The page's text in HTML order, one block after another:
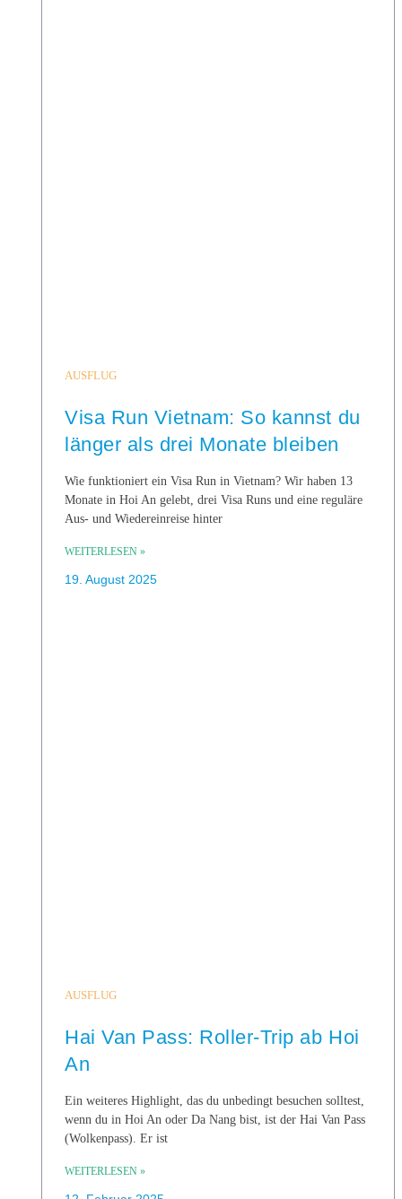
AUSFLUG
Visa Run Vietnam: So kannst du
länger als drei Monate bleiben
Wie funktioniert ein Visa Run in Vietnam? Wir haben 13
Monate in Hoi An gelebt, drei Visa Runs und eine reguläre
Aus- und Wiedereinreise hinter
WEITERLESEN »
19. August 2025
AUSFLUG
Hai Van Pass: Roller-Trip ab Hoi
An
Ein weiteres Highlight, das du unbedingt besuchen solltest,
wenn du in Hoi An oder Da Nang bist, ist der Hai Van Pass
(Wolkenpass). Er ist
WEITERLESEN »